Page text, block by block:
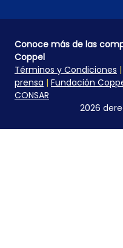
Conoce más de las
Coppel
Términos y Condiciones |
prensa | Fundación
CONSAR
2026